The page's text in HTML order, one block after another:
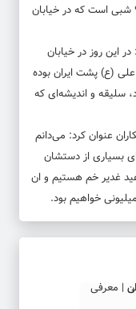
به نظرم یک مانور عجیب و غریب شبیه این ۹۰ شبی است که در خیابان
این روز در خیابان
علی (ع) پشت ایران بوده
سلیقه و اندیشه‌ای که
عنوان کرد: می‌دانم
بسیاری از دستشان
عید غدیر خم هستیم و ان
خواهیم بود.